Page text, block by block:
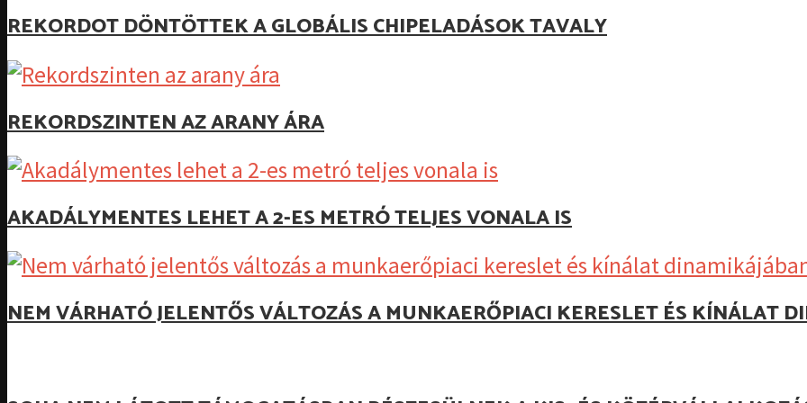
REKORDOT DÖNTÖTTEK A GLOBÁLIS CHIPELADÁSOK TAVALY
REKORDSZINTEN AZ ARANY ÁRA
AKADÁLYMENTES LEHET A 2-ES METRÓ TELJES VONALA IS
NEM VÁRHATÓ JELENTŐS VÁLTOZÁS A MUNKAERŐPIACI KERESLET ÉS KÍNÁLAT